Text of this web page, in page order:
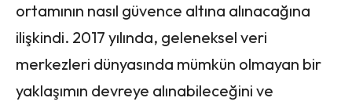
ortamının nasıl güvence altına alınacağına
ilişkindi. 2017 yılında, geleneksel veri
merkezleri dünyasında mümkün olmayan bir
yaklaşımın devreye alınabileceğini ve